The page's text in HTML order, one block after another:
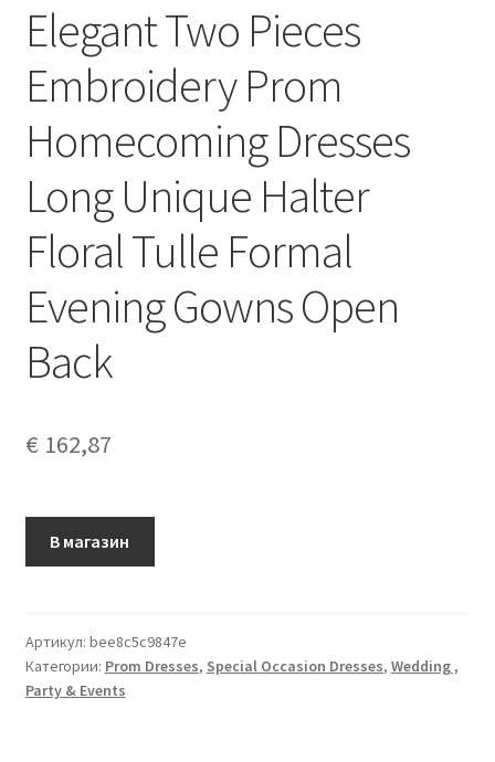
Elegant Two Pieces
Embroidery Prom
Homecoming Dresses
Long Unique Halter
Floral Tulle Formal
Evening Gowns Open
Back
€ 162,87
В магазин
Артикул: bee8c5c9847e
Категории: Prom Dresses, Special Occasion Dresses, Wedding ,
Party & Events